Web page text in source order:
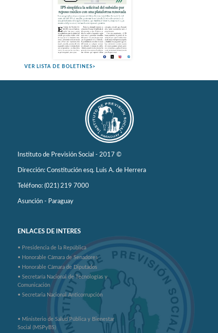
VER LISTA DE BOLETINES>
Instituto de Previsión Social - 2017 ©
Dirección: Constitución esq. Luis A. de Herrera
Teléfono: (021) 219 7000
Asunción - Paraguay
ENLACES DE INTERES
• Presidencia de la República
• Honorable Cámara de Senadores
• Honorable Cámara de Diputados
• Secretaría Nacional de Tecnologías y
Comunicación
• Secretaria Nacional Anticorrupción
• Ministerio de Salud Pública y Bienestar
Social (MSPyBS)